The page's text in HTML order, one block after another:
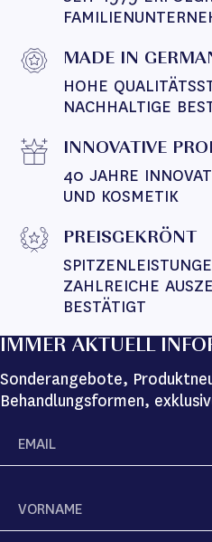
MADE IN
HOHE
NACHHALTIGE
INNOVATIVE
40 JAHRE
UND KOSMETIK
PREISGEKRÖNT
ZAHLREICHE
BESTÄTIGT
IMMER AKTUELL
Sonderangebote,
Behandlungsformen,